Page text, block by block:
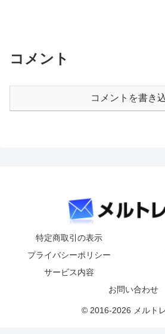
コメント
コメントを書き
特定商取引の表示
プライバシーポリシー
サービス内容
お問い合わせ
© 2016-2026 メルト